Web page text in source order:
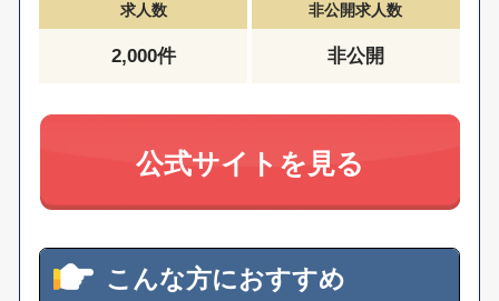
求人数
2,000件
非公開求人数
非公開
公式サイトを見る
こんな方におすすめ